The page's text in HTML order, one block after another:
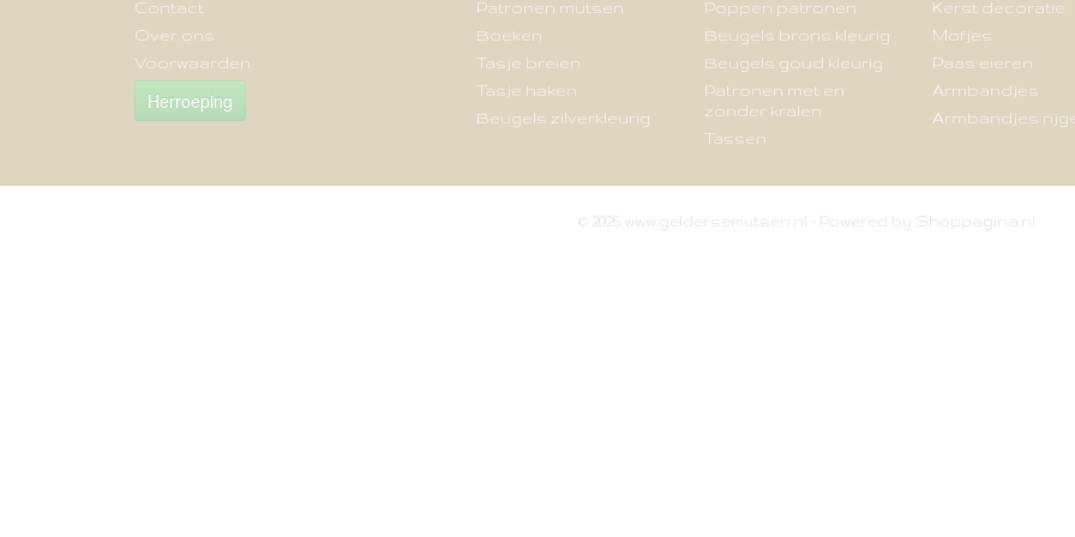
Contact
Over ons
Voorwaarden
Herroeping
Patronen mutsen
Boeken
Tasje breien
Tasje haken
Beugels zilverkleurig
Poppen patronen
Beugels brons kleurig
Beugels goud kleurig
Patronen met en
zonder kralen
Tassen
Kerst decoratie
Mofjes
Paas eieren
Armbandjes
Armbandjes
© 2026 www.geldersemutsen.nl - Powered by Shoppagina.nl